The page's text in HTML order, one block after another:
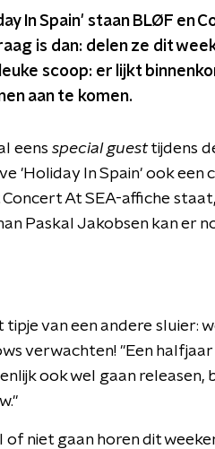
In Spain' staan BLØF en
is dan: delen ze dit
scoop: er lijkt
aan te komen.
eens special guesttijdens
'Holiday In Spain' ook
At SEA-affiche
Paskal Jakobsen kan er
van een andere sluier:
verwachten! "Een
ook wel gaan releasen,
of niet gaan horen dit